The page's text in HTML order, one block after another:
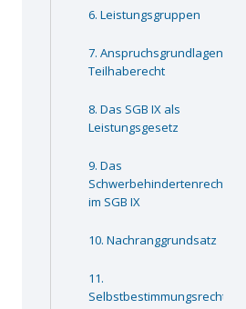
Leistungsgruppen
Anspruchsgrundlagen im
Teilhaberecht
Das SGB IX als
Leistungsgesetz
Das
Schwerbehindertenrecht
im SGB IX
Nachranggrundsatz
Selbstbestimmungsrecht